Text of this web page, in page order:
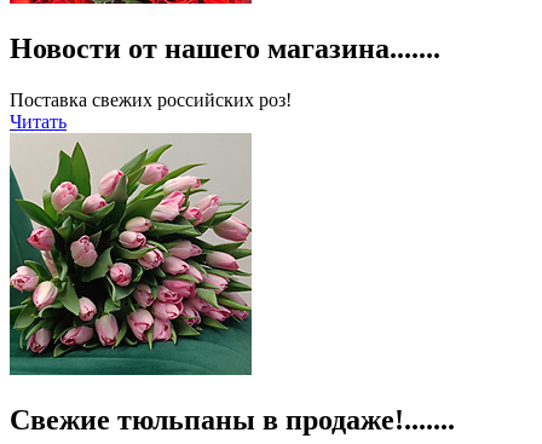
Новости от нашего магазина.......
Поставка свежих российских роз!
Читать
Свежие тюльпаны в продаже!.......